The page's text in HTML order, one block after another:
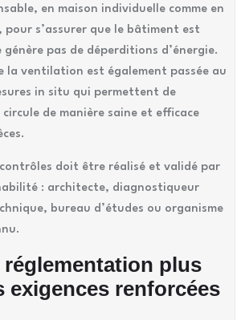
en maison individuelle comme en
s’assurer que le bâtiment est
pas de déperditions d’énergie.
la ventilation est également passée au
in situ qui permettent de
de manière saine et efficace
contrôles doit être réalisé et validé par
: architecte, diagnostiqueur
bureau d’études ou organisme
réglementation plus
exigences renforcées